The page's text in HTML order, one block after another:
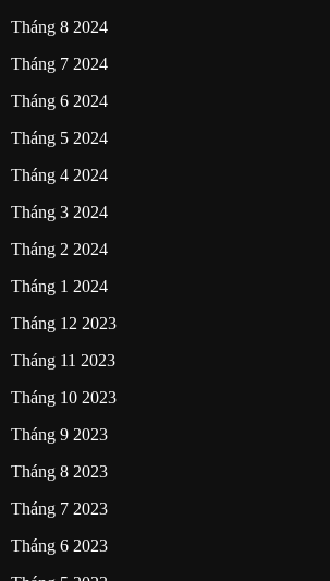
Tháng 8 2024
Tháng 7 2024
Tháng 6 2024
Tháng 5 2024
Tháng 4 2024
Tháng 3 2024
Tháng 2 2024
Tháng 1 2024
Tháng 12 2023
Tháng 11 2023
Tháng 10 2023
Tháng 9 2023
Tháng 8 2023
Tháng 7 2023
Tháng 6 2023